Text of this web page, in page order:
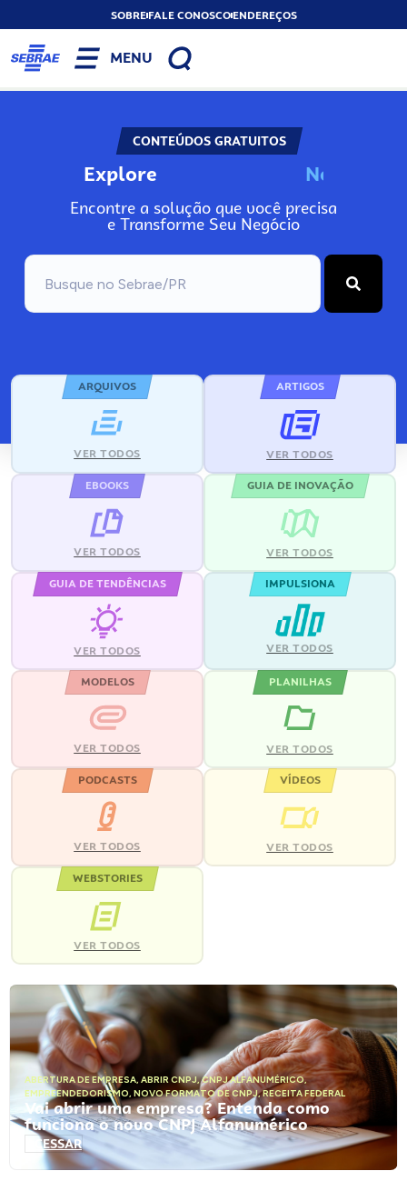
SOBREFALE CONOSCOENDEREÇOS
MENU
CONTEÚDOS GRATUITOS
Explore No
Encontre a solução que você precisa
e Transforme Seu Negócio
ARQUIVOS
VER TODOS
ARTIGOS
VER TODOS
EBOOKS
VER TODOS
GUIA DE INOVAÇÃO
VER TODOS
GUIA DE TENDÊNCIAS
VER TODOS
IMPULSIONA
VER TODOS
MODELOS
VER TODOS
PLANILHAS
VER TODOS
PODCASTS
VER TODOS
VÍDEOS
VER TODOS
WEBSTORIES
VER TODOS
ABERTURA DE EMPRESA, ABRIR CNPJ,CNPJ ALFANUMÉRICO,
EMPREENDEDORISMO, NOVO FORMATO DE CNPJ,RECEITA FEDERAL
Vai abrir uma empresa? Entenda como
funciona o novo CNPJ Alfanumérico
ACESSAR